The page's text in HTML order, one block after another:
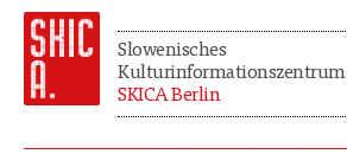
Slowenisches
Kulturinformationszentrum
SKICA Berlin